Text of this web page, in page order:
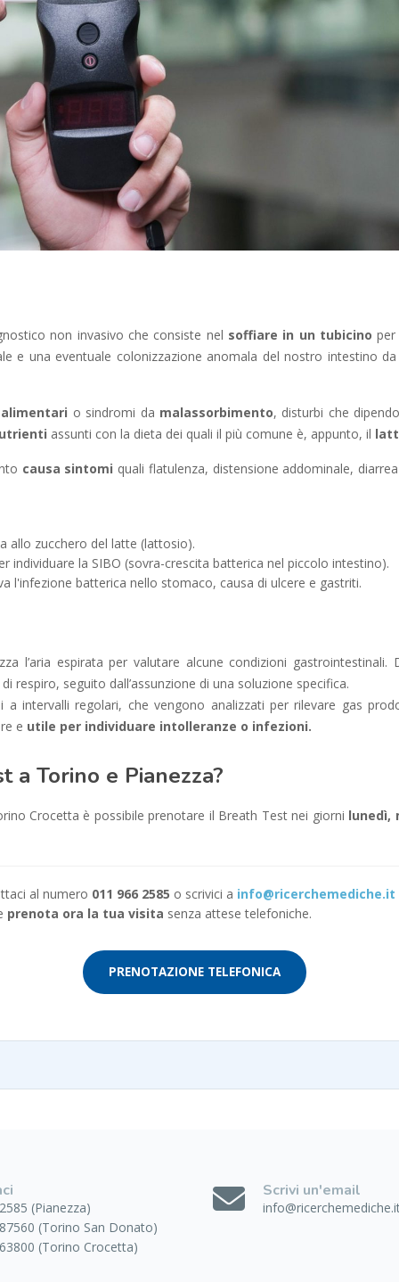
non invasivo che consiste nel soffiare in un tubicino per
e una eventuale colonizzazione anomala del nostro intestino
o sindromi da malassorbimento, disturbi che
assunti con la dieta dei quali il più comune è, appunto, il
causa sintomi quali flatulenza, distensione addominale,
allo zucchero del latte (lattosio).
individuare la SIBO (sovra-crescita batterica nel piccolo intestino).
l'infezione batterica nello stomaco, causa di ulcere e gastriti.
l’aria espirata per valutare alcune condizioni gastrointestinali.
seguito dall’assunzione di una soluzione specifica.
intervalli regolari, che vengono analizzati per rilevare gas
e utile per individuare intolleranze o infezioni.
a Torino e Pianezza?
Crocetta è possibile prenotare il Breath Test nei giorni lunedì,
al numero 011 966 2585 o scrivici a info@ricerchemediche.it
prenota ora la tua visita senza attese telefoniche.
PRENOTAZIONE TELEFONICA
(Pianezza)
(Torino San Donato)
(Torino Crocetta)
Scrivi un'email